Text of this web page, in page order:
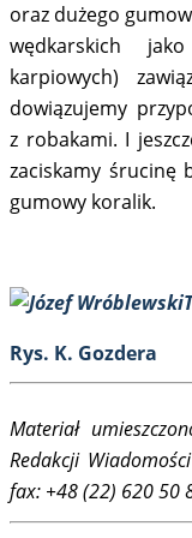
oraz dużego
wędkarskich
karpiowych)
dowiązujemy
z robakami. I
zaciskamy śrucinę
gumowy koralik.
Rys. K. Gozdera
Materiał
Redakcji
fax: +48 (22) 620 50